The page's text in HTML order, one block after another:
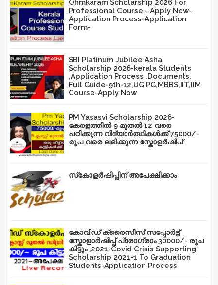
Ohmkaram Scholarship 2026 For
Professional Course - Apply Now-
Application Process-Application
Form-
SBI Platinum Jubilee Asha
Scholarship 2026-kerala Students
,Application Process ,Documents,
Full Guide-9th-12,UG,PG,MBBS,IIT,IIM
Course-Apply Now
PM Yasasvi Scholarship 2026-
കേരളത്തിൽ 9 മുതൽ 12 വരെ
പഠിക്കുന്ന വിദ്യാർത്ഥികൾക്ക് 75000/-
രൂപ വരെ ലഭിക്കുന്ന സ്കോളർഷിപ്
സ്‌കോളർഷിപ്പിന് അപേക്ഷിക്കാം
കോവിഡ് ക്രൈസിസ് സപ്പോർട്ട്
സ്കോളാർഷിപ്പ് പ്രോഗ്രാം 30000/- രൂപ
കിട്ടും ,2021-Covid Crisis Supporting
Scholarship 2021-1 To Graduation
Students-Application Process